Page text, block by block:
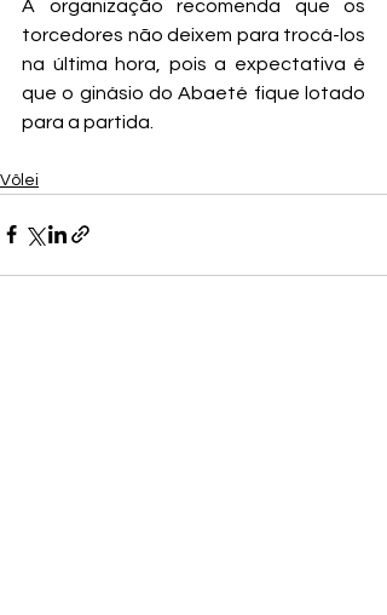
A organização recomenda que os
torcedores não deixem para trocá-los
na última hora, pois a expectativa é
que o ginásio do Abaeté fique lotado
para a partida.
Vôlei